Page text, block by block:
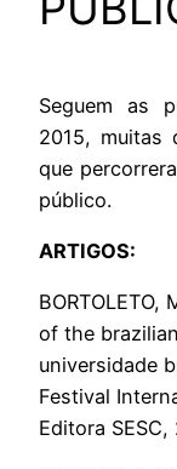
Seguem as
2015, muitas
que
público.
ARTIGOS:
of the
universidade
Festival
Editora